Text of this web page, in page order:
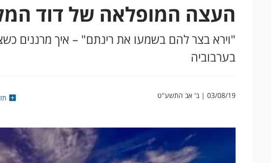
העצה המופלאה של דוד
"וירא בצר להם בשמעו את רינתם" – איך מרננים
בערבוביה
03/08/19 | ב' אב התשע"ט